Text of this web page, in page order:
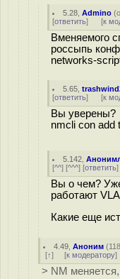
5.28 ,Admino (
[ответить] [к
Вменяемого
россыпь
networks-
5.65 ,
[ответить] [к
Вы уверены?
nmcli con add
5.142 ,
[^^] [^^^] [ответить]
Вы о чем?
работают
Какие еще
4.49 ,Аноним (
[↑] [к модератору]
> NM